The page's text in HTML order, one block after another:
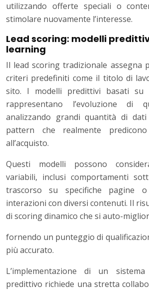
utilizzando offerte speciali o
stimolare nuovamente l’interesse.
Lead scoring: modelli
learning
Il lead scoring tradizionale assegna
criteri predefiniti come il titolo di
sito. I modelli predittivi basati su
rappresentano l’evoluzione di
analizzando grandi quantità di
pattern che realmente
all’acquisto.
Questi modelli possono
variabili, inclusi comportamenti
trascorso su specifiche pagine
interazioni con diversi contenuti. Il
di scoring dinamico che si auto-
fornendo un punteggio di
più accurato.
L’implementazione di un
predittivo richiede una stretta